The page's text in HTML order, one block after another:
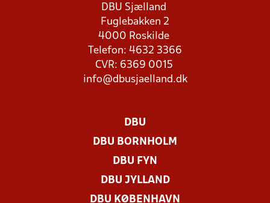
DBU Sjælland
Fuglebakken 2
4000 Roskilde
Telefon: 4632 3366
CVR: 6369 0015
info@dbusjaelland.dk
DBU
DBU BORNHOLM
DBU FYN
DBU JYLLAND
DBU KØBENHAVN